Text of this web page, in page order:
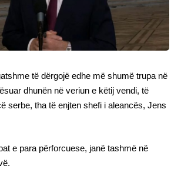
të dërgojë edhe më shumë trupa në
dhunën në veriun e këtij vendi, të
serbe, tha të enjten shefi i aleancës, Jens
e para përforcuese, janë tashmë në